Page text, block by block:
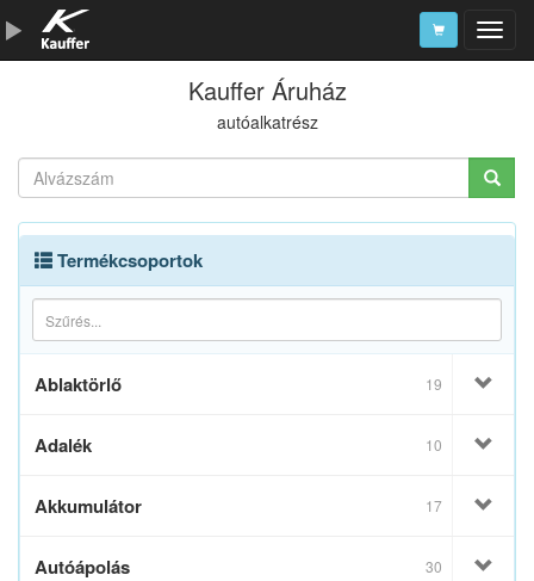
Szerszámkatalógus
Alkatrészek
Kauffer Áruház
autóalkatrész
Termékcsoportok
Ablaktörlő 19
Adalék 10
Akkumulátor 17
Autóápolás 30